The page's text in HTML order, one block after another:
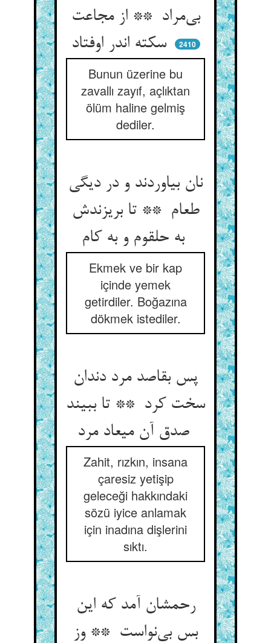
بی‌مراد ** از مجاعت
سکته اندر اوفتاد
2410
Bunun üzerine bu
zavallı zayıf, açlıktan
ölüm haline gelmiş
dediler.
نان بیاوردند و در دیگی
طعام ** تا بریزندش
به حلقوم و به کام
Ekmek ve bir kap
içinde yemek
getirdiler. Boğazına
dökmek istediler.
پس بقاصد مرد دندان
سخت کرد ** تا ببیند
صدق آن میعاد مرد
Zahit, rızkın, insana
çaresiz yetişip
geleceği hakkındaki
sözü iyice anlamak
için inadına dişlerini
sıktı.
رحمشان آمد که این
بس بی‌نواست ** وز